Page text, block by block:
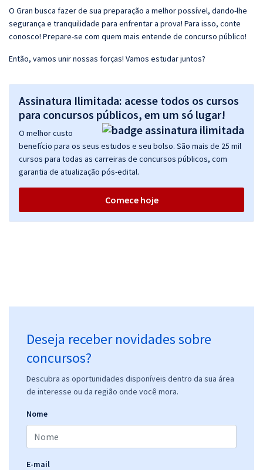
O Gran busca fazer de sua preparação a melhor possível, dando-lhe
segurança e tranquilidade para enfrentar a prova! Para isso, conte
conosco! Prepare-se com quem mais entende de concurso público!
Então, vamos unir nossas forças! Vamos estudar juntos?
Assinatura Ilimitada: acesse todos os cursos
para concursos públicos, em um só lugar!
O melhor custo
benefício para os seus estudos e seu bolso. São mais de 25 mil
cursos para todas as carreiras de concursos públicos, com
garantia de atualização pós-edital.
Comece hoje
Deseja receber novidades sobre
concursos?
Descubra as oportunidades disponíveis dentro da sua área
de interesse ou da região onde você mora.
Nome
E-mail